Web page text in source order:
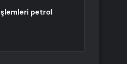
petrol